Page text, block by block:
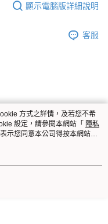
顯示電腦版詳細說明
客服
方式之詳情，及若您不希
設定，請參閱本網站「 隱私
示您同意本公司得按本網站使